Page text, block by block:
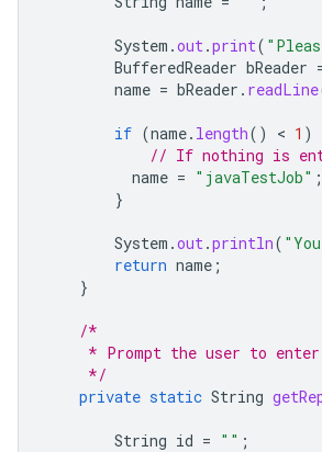
System .out.print(
BufferedReader bReader
name = bReader . readLine
if (name. length() < 1 )
// If nothing is
name = "javaTestJob" ;
}
System .out.println(
return name ;
}
/*
* Prompt the user to
     */
private static String
String id = "" ;